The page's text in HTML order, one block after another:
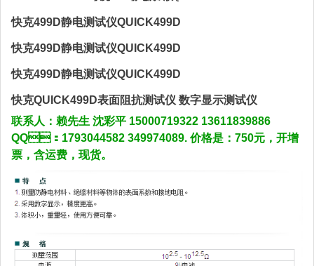
快克499D静电测试仪QUICK499D
快克499D静电测试仪QUICK499D
快克499D静电测试仪QUICK499D
快克QUICK499D表面阻抗测试仪 数字显示测试仪
联系人：赖先生 沈彩平 15000719322 13611839886
QQ：1793044582 349974089. 价格是：750元，开增
票，含运费，现货。